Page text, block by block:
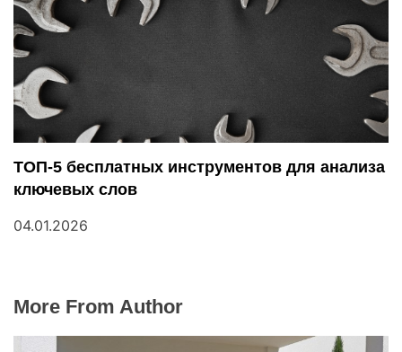
ТОП-5 бесплатных инструментов для анализа
ключевых слов
04.01.2026
More From Author